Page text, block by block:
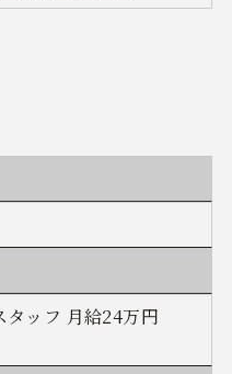
ッフ 月給24万円